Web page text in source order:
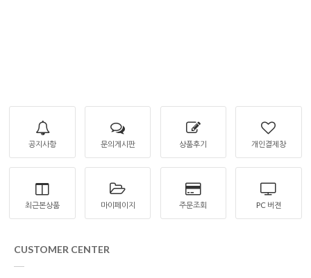
공지사항 문의게시판 상품후기 개인결제창
최근본상품 마이페이지 주문조회 PC 버젼
CUSTOMER CENTER